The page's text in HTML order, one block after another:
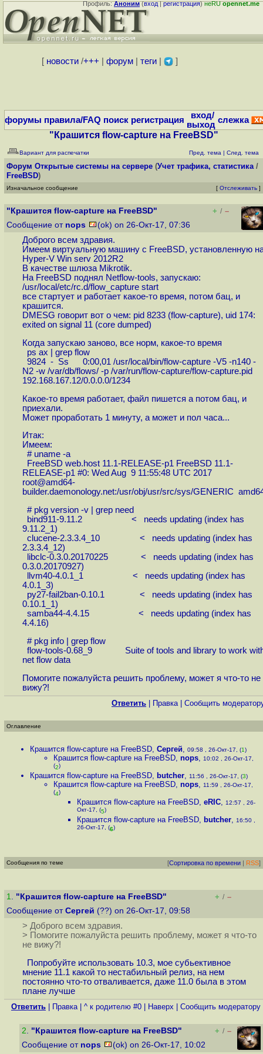
Профиль:Аноним(вход|регистрация)неRUopennet.me
[ новости/+++ форум| теги| ]
форумы правила/FAQ поиск регистрация
вход/
выход слежка
"Крашится flow-capture на FreeBSD"
Вариант для распечатки Пред. тема | След. тема
Форум Открытые системы на сервере (Учет трафика, статистика/
FreeBSD)
Изначальное сообщение [ Отслеживать ]
"Крашится flow-capture на FreeBSD" + / –
Сообщение от nops (ok) on 26-Окт-17, 07:36
Доброго всем здравия.
Имеем виртуальную машину с FreeBSD, установленную
Hyper-V Win serv 2012R2
В качестве шлюза Mikrotik.
На FreeBSD поднял Netflow-tools, запускаю:
/usr/local/etc/rc.d/flow_capture start
все стартует и работает какое-то время, потом бац, и
крашится.
DMESG говорит вот о чем: pid 8233 (flow-capture), uid 174:
exited on signal 11 (core dumped)
Когда запускаю заново, все норм, какое-то время
ps ax | grep flow
9824 - Ss 0:00,01 /usr/local/bin/flow-capture -V5 -n140 -
N2 -w /var/db/flows/ -p /var/run/flow-capture/flow-capture.pid
192.168.167.12/0.0.0.0/1234
Какое-то время работает, файл пишется а потом бац, и
приехали.
Может проработать 1 минуту, а может и пол часа...
Итак:
Имеем:
# uname -a
FreeBSD web.host 11.1-RELEASE-p1 FreeBSD 11.1-
RELEASE-p1 #0: Wed Aug 9 11:55:48 UTC 2017
root@amd64-
builder.daemonology.net:/usr/obj/usr/src/sys/GENERIC
# pkg version -v | grep need
bind911-9.11.2 < needs updating (index has
9.11.2_1)
clucene-2.3.3.4_10 < needs updating (index has
2.3.3.4_12)
libclc-0.3.0.20170225 < needs updating (index has
0.3.0.20170927)
llvm40-4.0.1_1 < needs updating (index has
4.0.1_3)
py27-fail2ban-0.10.1 < needs updating (index has
0.10.1_1)
samba44-4.4.15 < needs updating (index has
4.4.16)
# pkg info | grep flow
flow-tools-0.68_9 Suite of tools and library to work
net flow data
Помогите пожалуйста решить проблему, может я что-то не
вижу?!
Ответить Правка| Cообщить
Оглавление
Крашится flow-capture на FreeBSD, Сергей, 09:58 , 26-Окт-17, (1)
Крашится flow-capture на FreeBSD, nops, 10:02 , 26-Окт-17,
(2)
Крашится flow-capture на FreeBSD, butcher, 11:56 , 26-Окт-17, (3)
Крашится flow-capture на FreeBSD, nops, 11:59 , 26-Окт-17,
(4)
Крашится flow-capture на FreeBSD, eRIC, 12:57 , 26-
Окт-17, (5)
Крашится flow-capture на FreeBSD, butcher, 16:50 ,
26-Окт-17, (6)
Сообщения по теме [Сортировка по времени | RSS]
1. "Крашится flow-capture на FreeBSD" + / –
Сообщение от Сергей (??) on 26-Окт-17, 09:58
> Доброго всем здравия.
> Помогите пожалуйста решить проблему, может я что-то
не вижу?!
Попробуйте использовать 10.3, мое субьективное
мнение 11.1 какой то нестабильный релиз, на нем
постоянно что-то отваливается, даже 11.0 была в этом
плане лучше
Ответить Правка| ^ к родителю #0 Наверх Cообщить модератору
2. "Крашится flow-capture на FreeBSD" + / –
Сообщение от nops (ok) on 26-Окт-17, 10:02